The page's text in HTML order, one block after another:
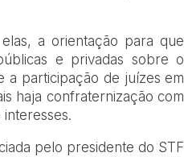
a orientação para que
e privadas sobre o
a participação de juízes em
haja confraternização com
pelo presidente do STF